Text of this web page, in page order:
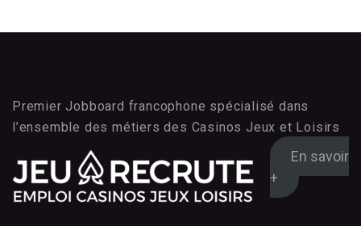
Premier Jobboard francophone spécialisé dans
l’ensemble des métiers des Casinos Jeux et Loisirs
En savoir
+